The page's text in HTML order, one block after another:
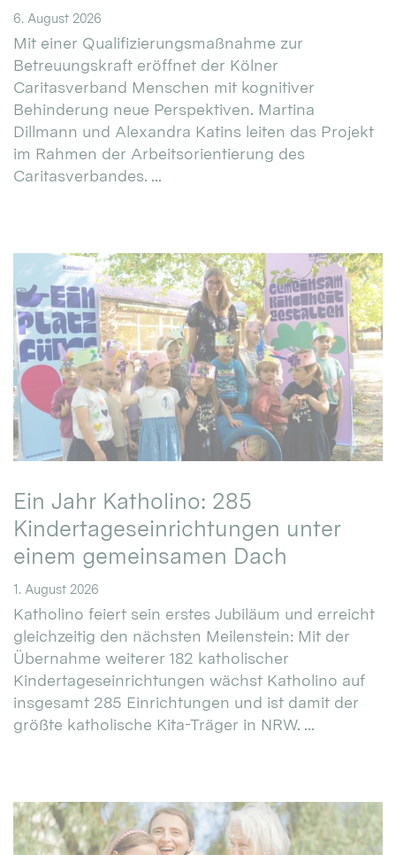
6. August 2026
Mit einer Qualifizierungsmaßnahme zur
Betreuungskraft eröffnet der Kölner
Caritasverband Menschen mit kognitiver
Behinderung neue Perspektiven. Martina
Dillmann und Alexandra Katins leiten das Projekt
im Rahmen der Arbeitsorientierung des
Caritasverbandes. ...
Ein Jahr Katholino: 285
Kindertageseinrichtungen unter
einem gemeinsamen Dach
1. August 2026
Katholino feiert sein erstes Jubiläum und erreicht
gleichzeitig den nächsten Meilenstein: Mit der
Übernahme weiterer 182 katholischer
Kindertageseinrichtungen wächst Katholino auf
insgesamt 285 Einrichtungen und ist damit der
größte katholische Kita-Träger in NRW. ...